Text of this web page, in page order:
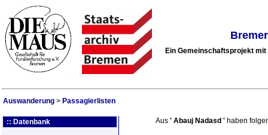
Ein Gemeinschaftsprojekt
Auswanderung > Passagierlisten
:: Datenbank Aus ' Abauj Nadasd ' haben